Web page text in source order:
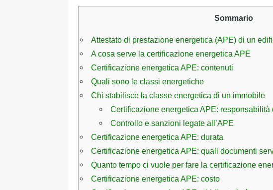
Sommario
Attestato di prestazione energetica (APE) di un
A cosa serve la certificazione energetica APE
Certificazione energetica APE: contenuti
Quali sono le classi energetiche
Chi stabilisce la classe energetica di un immobile
Certificazione energetica APE:
Controllo e sanzioni legate all’APE
Certificazione energetica APE: durata
Certificazione energetica APE: quali documenti
Quanto tempo ci vuole per fare la certificazione
Certificazione energetica APE: costo